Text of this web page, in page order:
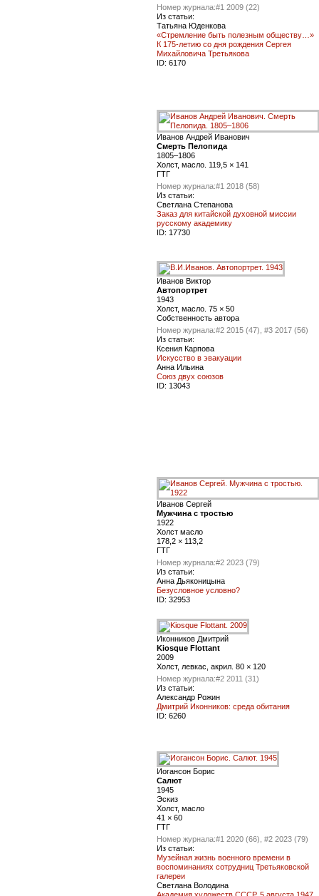
Номер журнала:#1 2009 (22)
Из статьи:
Татьяна Юденкова
«Стремление быть полезным обществу…»
К 175-летию со дня рождения Сергея
Михайловича Третьякова
ID: 6170
Иванов Андрей Иванович
Смерть Пелопида
1805–1806
Холст, масло. 119,5 × 141
ГТГ
Номер журнала:#1 2018 (58)
Из статьи:
Светлана Степанова
Заказ для китайской духовной миссии
русскому академику
ID: 17730
Иванов Виктор
Автопортрет
1943
Холст, масло. 75 × 50
Собственность автора
Номер журнала:#2 2015 (47), #3 2017 (56)
Из статьи:
Ксения Карпова
Искусство в эвакуации
Анна Ильина
Союз двух союзов
ID: 13043
Иванов Сергей
Мужчина с тростью
1922
Холст масло
178,2 × 113,2
ГТГ
Номер журнала:#2 2023 (79)
Из статьи:
Анна Дьяконицына
Безусловное условно?
ID: 32953
Иконников Дмитрий
Kiosque Flottant
2009
Холст, левкас, акрил. 80 × 120
Номер журнала:#2 2011 (31)
Из статьи:
Александр Рожин
Дмитрий Иконников: среда обитания
ID: 6260
Иогансон Борис
Салют
1945
Эскиз
Холст, масло
41 × 60
ГТГ
Номер журнала:#1 2020 (66), #2 2023 (79)
Из статьи:
Музейная жизнь военного времени в
воспоминаниях сотрудниц Третьяковской
галереи
Светлана Володина
Академия художеств СССР. 5 августа 1947